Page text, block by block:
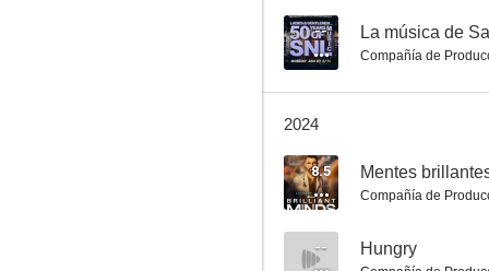
Star Trek
8.6
-- La música de
Compañía de
2024
8.5 Mentes
Compañía de
-- Hungry